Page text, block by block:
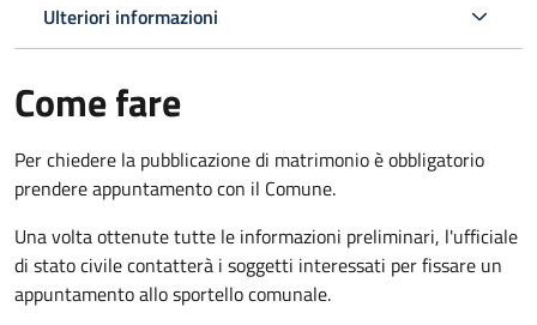
Ulteriori informazioni
Come fare
Per chiedere la pubblicazione di matrimonio è obbligatorio
prendere appuntamento con il Comune.
Una volta ottenute tutte le informazioni preliminari, l'ufficiale
di stato civile contatterà i soggetti interessati per fissare un
appuntamento allo sportello comunale.